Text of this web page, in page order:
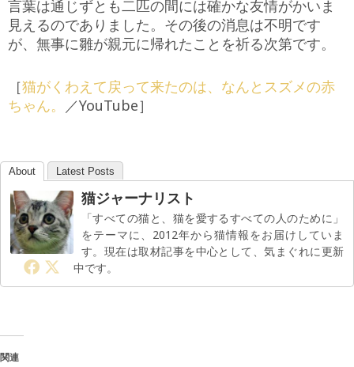
言葉は通じずとも二匹の間には確かな友情がかいま
見えるのでありました。その後の消息は不明です
が、無事に雛が親元に帰れたことを祈る次第です。
［猫がくわえて戻って来たのは、なんとスズメの赤
ちゃん。
／YouTube］
About Latest Posts
猫ジャーナリスト
「すべての猫と、猫を愛するすべての人のために」
をテーマに、2012年から猫情報をお届けしていま
す。現在は取材記事を中心として、気まぐれに更新
中です。
関連